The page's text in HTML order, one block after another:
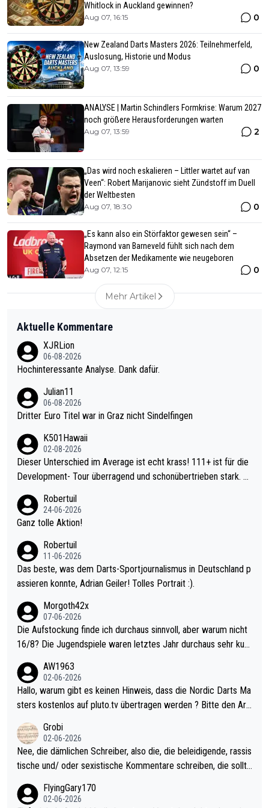
Whitlock in Auckland gewinnen?
Aug 07, 16:15 0
New Zealand Darts Masters 2026: Teilnehmerfeld,
Auslosung, Historie und Modus
Aug 07, 13:59 0
ANALYSE | Martin Schindlers Formkrise: Warum 2027
noch größere Herausforderungen warten
Aug 07, 13:59 2
„Das wird noch eskalieren – Littler wartet auf van
Veen“: Robert Marijanovic sieht Zündstoff im Duell
der Weltbesten
Aug 07, 18:30 0
„Es kann also ein Störfaktor gewesen sein“ –
Raymond van Barneveld fühlt sich nach dem
Absetzen der Medikamente wie neugeboren
Aug 07, 12:15 0
Mehr Artikel
Aktuelle Kommentare
XJRLion
06-08-2026
Hochinteressante Analyse. Dank dafür.
Julian11
06-08-2026
Dritter Euro Titel war in Graz nicht Sindelfingen
K501Hawaii
02-08-2026
Dieser Unterschied im Average ist echt krass! 111+ ist für die
Development- Tour überragend und schonübertrieben stark. U
mal 40+ erst recht. Da gewinnst keinen Blumentopf - ist ja noc
h krasser wie ein Pokalspiel eines Kreisligisten vs einem Bund
Robertuil
24-06-2026
Ganz tolle Aktion!
Robertuil
11-06-2026
Das beste, was dem Darts-Sportjournalismus in Deutschland p
assieren konnte, Adrian Geiler! Tolles Portrait :).
Morgoth42x
07-06-2026
Die Aufstockung finde ich durchaus sinnvoll, aber warum nicht
16/8? Die Jugendspiele waren letztes Jahr durchaus sehr kurz
Allerdings ist Mitchell Lawrie als Nummer 1 der Welt eh qualifi
ziert. Somit ändert die automatische Qualifikation des Weltmei
sters erstmal nichts. Ich denke sie wollen damit für nächstes J
ohl wenig WDF Turniere spielen. Dies war bei Archie Self letzt
es Jahr der Fall. Er musste als amtierender Weltmeister durch
den Qualifier und ich glaube kaum, dass Mitchel sich das (in Ve
gas) antun würde, wenn er doch eigentlich die PDC-WM als Zi
el hat.
AW1963
02-06-2026
Hallo, warum gibt es keinen Hinweis, dass die Nordic Darts Ma
sters kostenlos auf pluto.tv übertragen werden ? Bitte den Arti
Grobi
02-06-2026
Nee, die dämlichen Schreiber, also die, die beleidigende, rassis
tische und/ oder sexistische Kommentare schreiben, die sollte
s Leben in den Griff kriegen. Nur eins wundert mich: Luke Little
FlyingGary170
02-06-2026